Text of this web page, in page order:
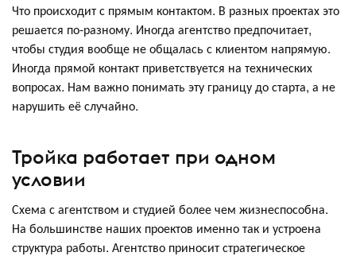
Что происходит с прямым контактом. В разных проектах это
решается по-разному. Иногда агентство предпочитает,
чтобы студия вообще не общалась с клиентом напрямую.
Иногда прямой контакт приветствуется на технических
вопросах. Нам важно понимать эту границу до старта, а не
нарушить её случайно.
Тройка работает при одном
условии
Схема с агентством и студией более чем жизнеспособна.
На большинстве наших проектов именно так и устроена
структура работы. Агентство приносит стратегическое